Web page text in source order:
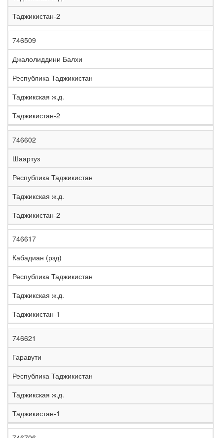
Таджикистан-2
746509
Джалолиддини Балхи
Республика Таджикистан
Таджикская ж.д.
Таджикистан-2
746602
Шаартуз
Республика Таджикистан
Таджикская ж.д.
Таджикистан-2
746617
Кабадиан (рзд)
Республика Таджикистан
Таджикская ж.д.
Таджикистан-1
746621
Гаравути
Республика Таджикистан
Таджикская ж.д.
Таджикистан-1